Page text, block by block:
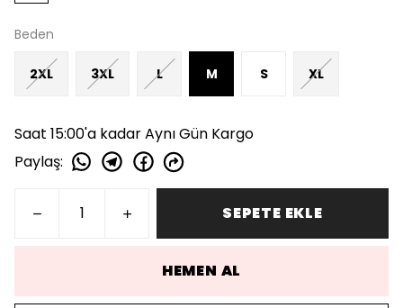
Beden
2XL 3XL L M S XL
Saat 15:00'a kadar Aynı Gün Kargo
Paylaş:
SEPETE EKLE
HEMEN AL